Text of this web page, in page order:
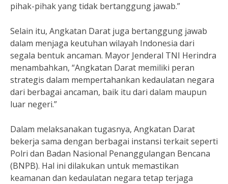
pihak-pihak yang tidak bertanggung jawab.”
Selain itu, Angkatan Darat juga bertanggung jawab
dalam menjaga keutuhan wilayah Indonesia dari
segala bentuk ancaman. Mayor Jenderal TNI Herindra
menambahkan, “Angkatan Darat memiliki peran
strategis dalam mempertahankan kedaulatan negara
dari berbagai ancaman, baik itu dari dalam maupun
luar negeri.”
Dalam melaksanakan tugasnya, Angkatan Darat
bekerja sama dengan berbagai instansi terkait seperti
Polri dan Badan Nasional Penanggulangan Bencana
(BNPB). Hal ini dilakukan untuk memastikan
keamanan dan kedaulatan negara tetap terjaga